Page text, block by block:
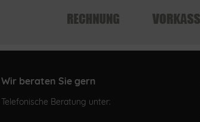
Wir beraten Sie gern
Telefonische Beratung unter: